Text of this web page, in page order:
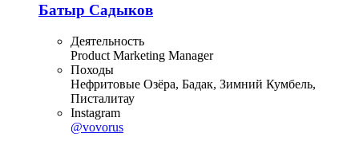
Батыр Садыков
Деятельность
Product Marketing Manager
Походы
Нефритовые Озёра, Бадак, Зимний Кумбель,
Писталитау
Instagram
@vovorus